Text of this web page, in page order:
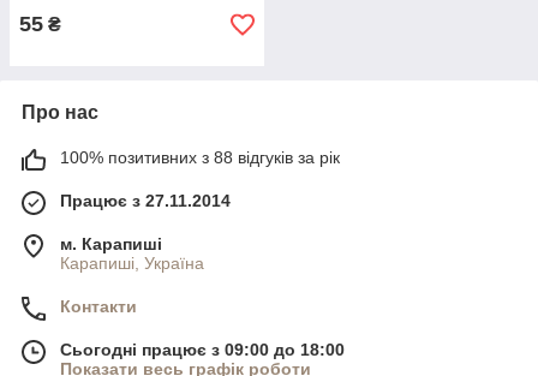
55 ₴
Про нас
100% позитивних з 88 відгуків за рік
Працює з 27.11.2014
м. Карапиші
Карапиші, Україна
Контакти
Сьогодні працює з 09:00 до 18:00
Показати весь графік роботи